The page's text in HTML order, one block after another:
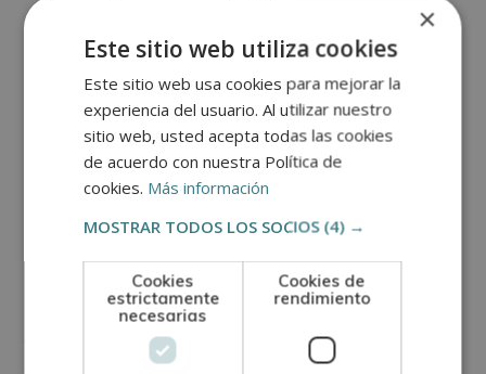
¿Dónde estudiar
para ser director/a
de cine?
Escuela de Postgrado de Artesanía y Oficios
impartimos unMáster en Dirección Cinematográfica
que encajará con tu perfil. Si tu objetivo es aprender
×
Este sitio web utiliza cookies
Este sitio web usa cookies para mejorar la
experiencia del usuario. Al utilizar nuestro
sitio web, usted acepta todas las cookies
de acuerdo con nuestra Política de
cookies. Más información
MOSTRAR TODOS LOS SOCIOS (4) →
Cookies
estrictamente
necesarias
Cookies de
rendimiento